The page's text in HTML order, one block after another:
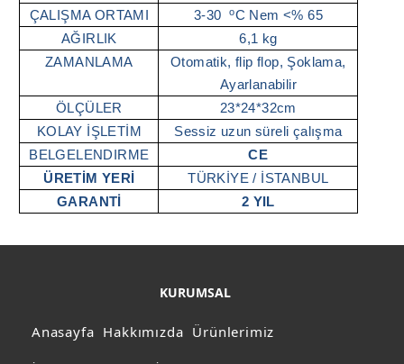
ÇALIŞMA ORTAMI
3-30oC Nem <% 65
AĞIRLIK
6,1 kg
ZAMANLAMA
Otomatik, flip flop, Şoklama,
Ayarlanabilir
ÖLÇÜLER
23*24*32cm
KOLAY İŞLETİM
Sessiz uzun süreli çalışma
BELGELENDIRME
CE
ÜRETİM YERİ
TÜRKİYE / İSTANBUL
GARANTİ
2 YIL
KURUMSAL
Anasayfa Hakkımızda Ürünlerimiz